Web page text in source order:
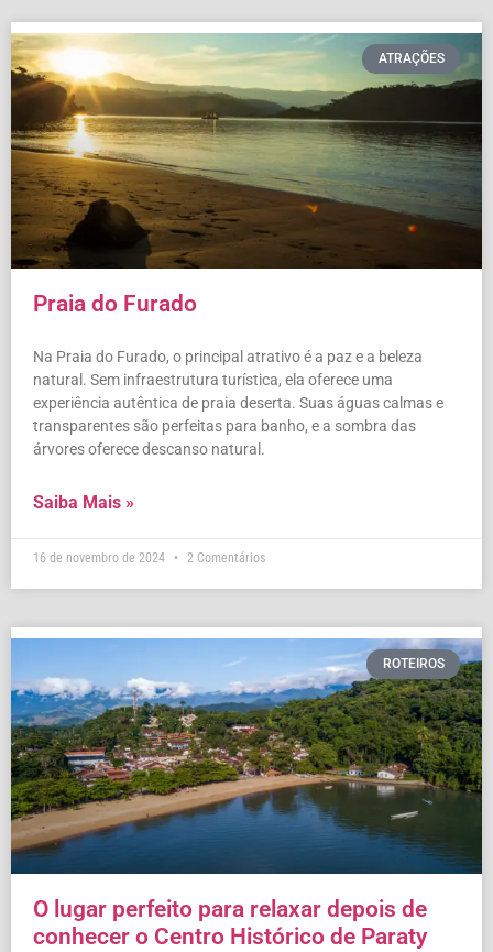
ATRAÇÕES
Praia do Furado
Na Praia do Furado, o principal atrativo é a paz e a beleza
natural. Sem infraestrutura turística, ela oferece uma
experiência autêntica de praia deserta. Suas águas calmas e
transparentes são perfeitas para banho, e a sombra das
árvores oferece descanso natural.
Saiba Mais »
16 de novembro de 2024 2 Comentários
ROTEIROS
O lugar perfeito para relaxar depois de
conhecer o Centro Histórico de Paraty